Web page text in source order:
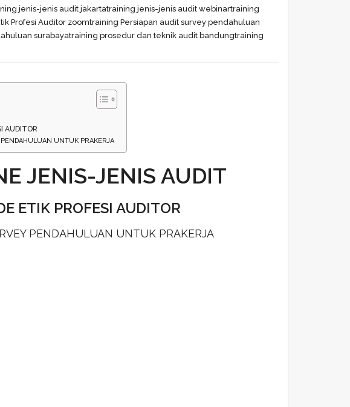
jenis-jenis audit jakartatraining jenis-jenis audit webinartraining
Profesi Auditor zoomtraining Persiapan audit survey pendahuluan
surabayatraining prosedur dan teknik audit bandungtraining
AUDITOR
UNTUK PRAKERJA
JENIS-JENIS AUDIT
ETIK PROFESI AUDITOR
PENDAHULUAN UNTUK PRAKERJA